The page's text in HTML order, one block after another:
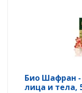
Био Шафран -
лица и тела,